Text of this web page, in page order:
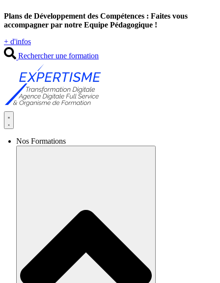
au
contenu
Plans de Développement des Compétences : Faites vous
accompagner par notre Equipe Pédagogique !
+ d'infos
Rechercher une formation
Nos Formations